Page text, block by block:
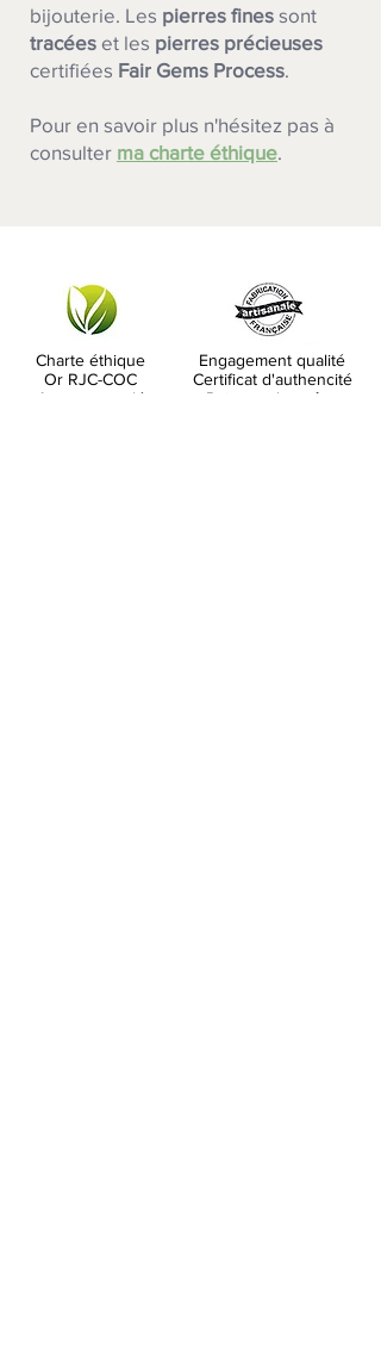
bijouterie. Les pierres fines sont
tracées et les pierres précieuses
certifiées Fair Gems Process
Pour en savoir plus n'hésitez pas à
consulter ma charte éthique
Charte éthique
Or RJC-COC
Argent recyclé
Engagement qualité
Certificat d'authencité
Poinçon de maître